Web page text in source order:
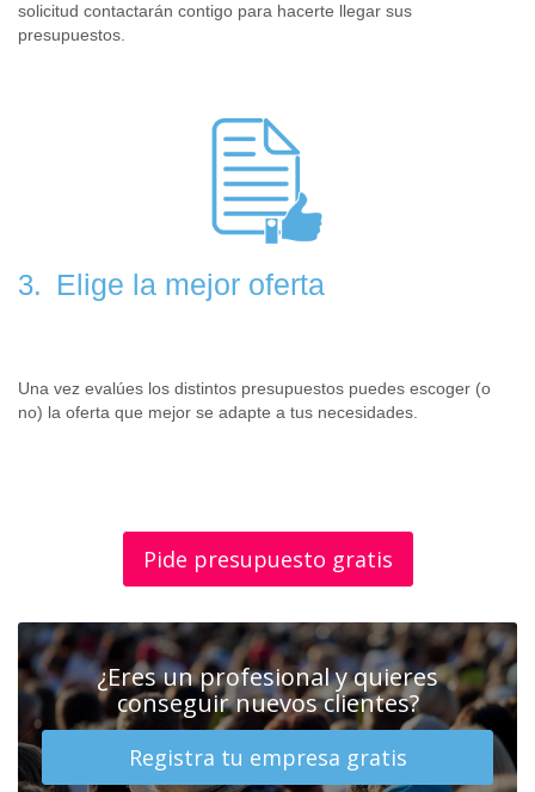
solicitud contactarán contigo para hacerte llegar sus
presupuestos.
3. Elige la mejor oferta
Una vez evalúes los distintos presupuestos puedes escoger (o
no) la oferta que mejor se adapte a tus necesidades.
Pide presupuesto gratis
¿Eres un profesional y quieres
conseguir nuevos clientes?
Registra tu empresa gratis